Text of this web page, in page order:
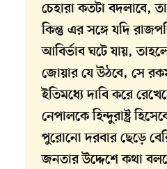
চেহারা কতটা বদলাবে,
কিন্তু এর সঙ্গে যদি
আবির্ভাব ঘটে যায়,
জোয়ার যে উঠবে, সে
ইতিমধ্যে দাবি করে
নেপালকে হিন্দুরাষ্ট্র
পুরোনো দরবার ছেড়ে
জনতার উদ্দেশে কথা